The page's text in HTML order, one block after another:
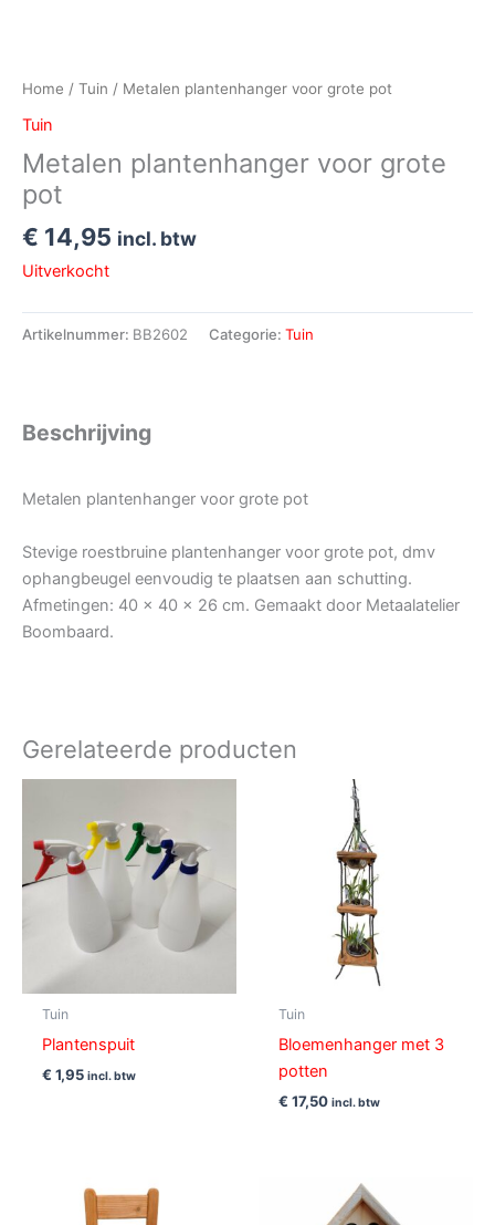
Home / Tuin / Metalen plantenhanger voor grote pot
Tuin
Metalen plantenhanger voor grote
pot
€ 14,95 incl. btw
Uitverkocht
Artikelnummer: BB2602 Categorie: Tuin
Beschrijving
Metalen plantenhanger voor grote pot
Stevige roestbruine plantenhanger voor grote pot, dmv
ophangbeugel eenvoudig te plaatsen aan schutting.
Afmetingen: 40 x 40 x 26 cm. Gemaakt door Metaalatelier
Boombaard.
Gerelateerde producten
Tuin
Plantenspuit
€ 1,95 incl. btw
Tuin
Bloemenhanger met 3
potten
€ 17,50 incl. btw